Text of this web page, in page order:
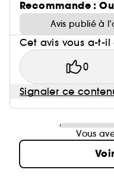
Recommande :
Avis publié à
Cet avis vous a-t-il
0
Signaler ce
Vous